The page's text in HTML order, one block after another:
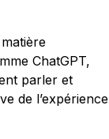
ChatGPT,
parler et
de l’expérience